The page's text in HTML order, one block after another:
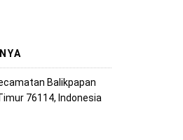
Balikpapan
76114, Indonesia